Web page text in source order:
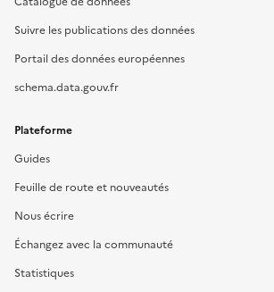
Suivre les publications des données
Portail des données européennes
schema.data.gouv.fr
Plateforme
Guides
Feuille de route et nouveautés
Nous écrire
Échangez avec la communauté
Statistiques